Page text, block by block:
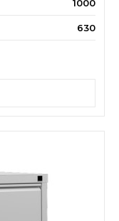
1000
630